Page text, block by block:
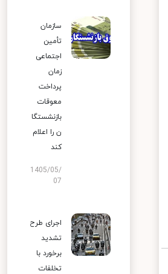
سازمان
تأمین
اجتماعی
زمان
پرداخت
معوقات
بازنشستگا
ن را اعلام
کند
1405/05/
07
اجرای طرح
تشدید
برخورد با
تخلفات